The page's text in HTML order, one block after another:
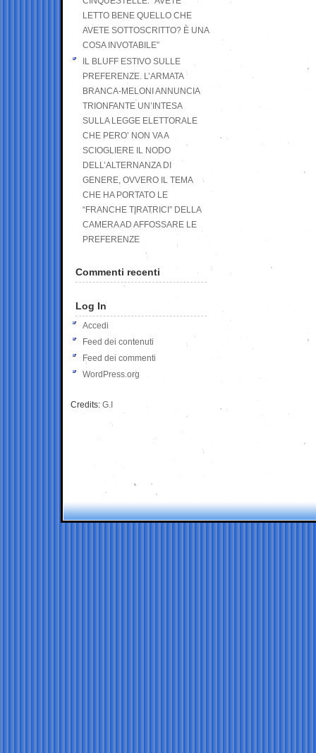
LETTO BENE QUELLO CHE
AVETE SOTTOSCRITTO? È UNA
COSA INVOTABILE”
IL BLUFF ESTIVO SULLE
PREFERENZE. L’ARMATA
BRANCA-MELONI ANNUNCIA
TRIONFANTE UN’INTESA
SULLA LEGGE ELETTORALE
CHE PERO’ NON VA A
SCIOGLIERE IL NODO
DELL’ALTERNANZA DI
GENERE, OVVERO IL TEMA
CHE HA PORTATO LE
“FRANCHE TIRATRICI” DELLA
CAMERA AD AFFOSSARE LE
PREFERENZE
Commenti recenti
Log In
Accedi
Feed dei contenuti
Feed dei commenti
WordPress.org
Credits: G.I